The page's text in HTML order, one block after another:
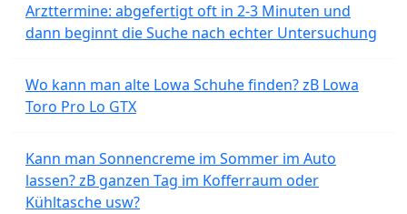
Arzttermine: abgefertigt oft in 2-3 Minuten und
dann beginnt die Suche nach echter Untersuchung
Wo kann man alte Lowa Schuhe finden? zB Lowa
Toro Pro Lo GTX
Kann man Sonnencreme im Sommer im Auto
lassen? zB ganzen Tag im Kofferraum oder
Kühltasche usw?